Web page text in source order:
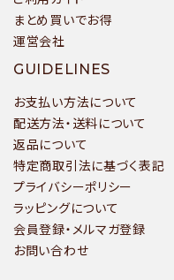
まとめ買いでお得
運営会社
GUIDELINES
お支払い方法について
配送方法・送料について
返品について
特定商取引法に基づく表記
プライバシーポリシー
ラッピングについて
会員登録・メルマガ登録
お問い合わせ